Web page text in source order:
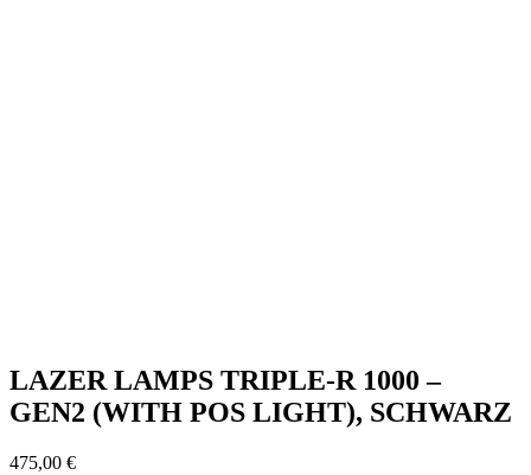
LAZER LAMPS TRIPLE-R 1000 –
GEN2 (WITH POS LIGHT), SCHWARZ
475,00 €